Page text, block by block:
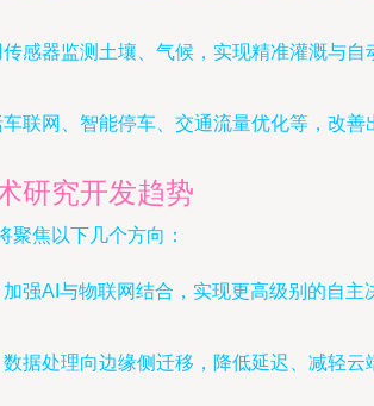
传感器监测土壤、气候，实现精准灌溉与自
车联网、智能停车、交通流量优化等，改善
研究开发趋势
聚焦以下几个方向：
加强AI与物联网结合，实现更高级别的自主
数据处理向边缘侧迁移，降低延迟、减轻云